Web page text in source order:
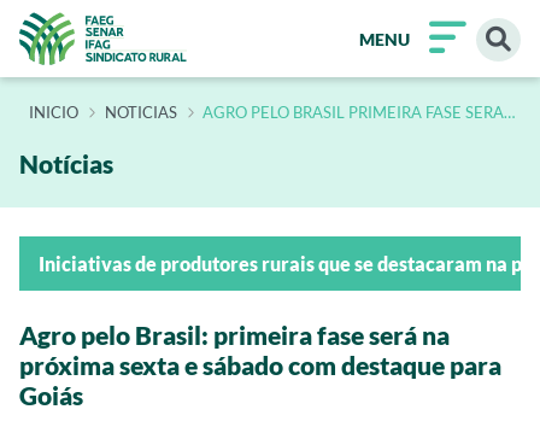
MENU
INÍCIO NOTICIAS AGRO PELO BRASIL PRIMEIRA FASE SERA
Notícias
Iniciativas de produtores rurais que se destacaram na
Agro pelo Brasil: primeira fase será na
próxima sexta e sábado com destaque para
Goiás